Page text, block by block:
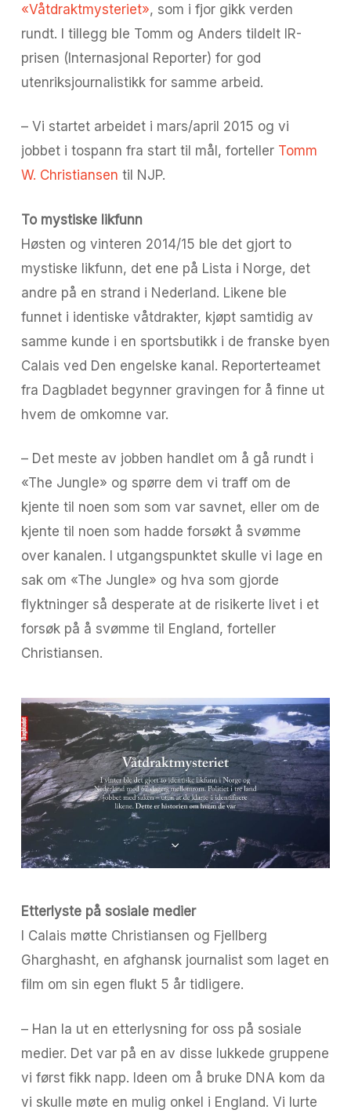
«Våtdraktmysteriet», som i fjor gikk verden
rundt. I tillegg ble Tomm og Anders tildelt IR-
prisen (Internasjonal Reporter) for god
utenriksjournalistikk for samme arbeid.
– Vi startet arbeidet i mars/april 2015 og vi
jobbet i tospann fra start til mål, forteller Tomm
W. Christiansen til NJP.
To mystiske likfunn
Høsten og vinteren 2014/15 ble det gjort to
mystiske likfunn, det ene på Lista i Norge, det
andre på en strand i Nederland. Likene ble
funnet i identiske våtdrakter, kjøpt samtidig av
samme kunde i en sportsbutikk i de franske byen
Calais ved Den engelske kanal. Reporterteamet
fra Dagbladet begynner gravingen for å finne ut
hvem de omkomne var.
– Det meste av jobben handlet om å gå rundt i
«The Jungle» og spørre dem vi traff om de
kjente til noen som som var savnet, eller om de
kjente til noen som hadde forsøkt å svømme
over kanalen. I utgangspunktet skulle vi lage en
sak om «The Jungle» og hva som gjorde
flyktninger så desperate at de risikerte livet i et
forsøk på å svømme til England, forteller
Christiansen.
Etterlyste på sosiale medier
I Calais møtte Christiansen og Fjellberg
Gharghasht, en afghansk journalist som laget en
film om sin egen flukt 5 år tidligere.
– Han la ut en etterlysning for oss på sosiale
medier. Det var på en av disse lukkede gruppene
vi først fikk napp. Ideen om å bruke DNA kom da
vi skulle møte en mulig onkel i England. Vi lurte